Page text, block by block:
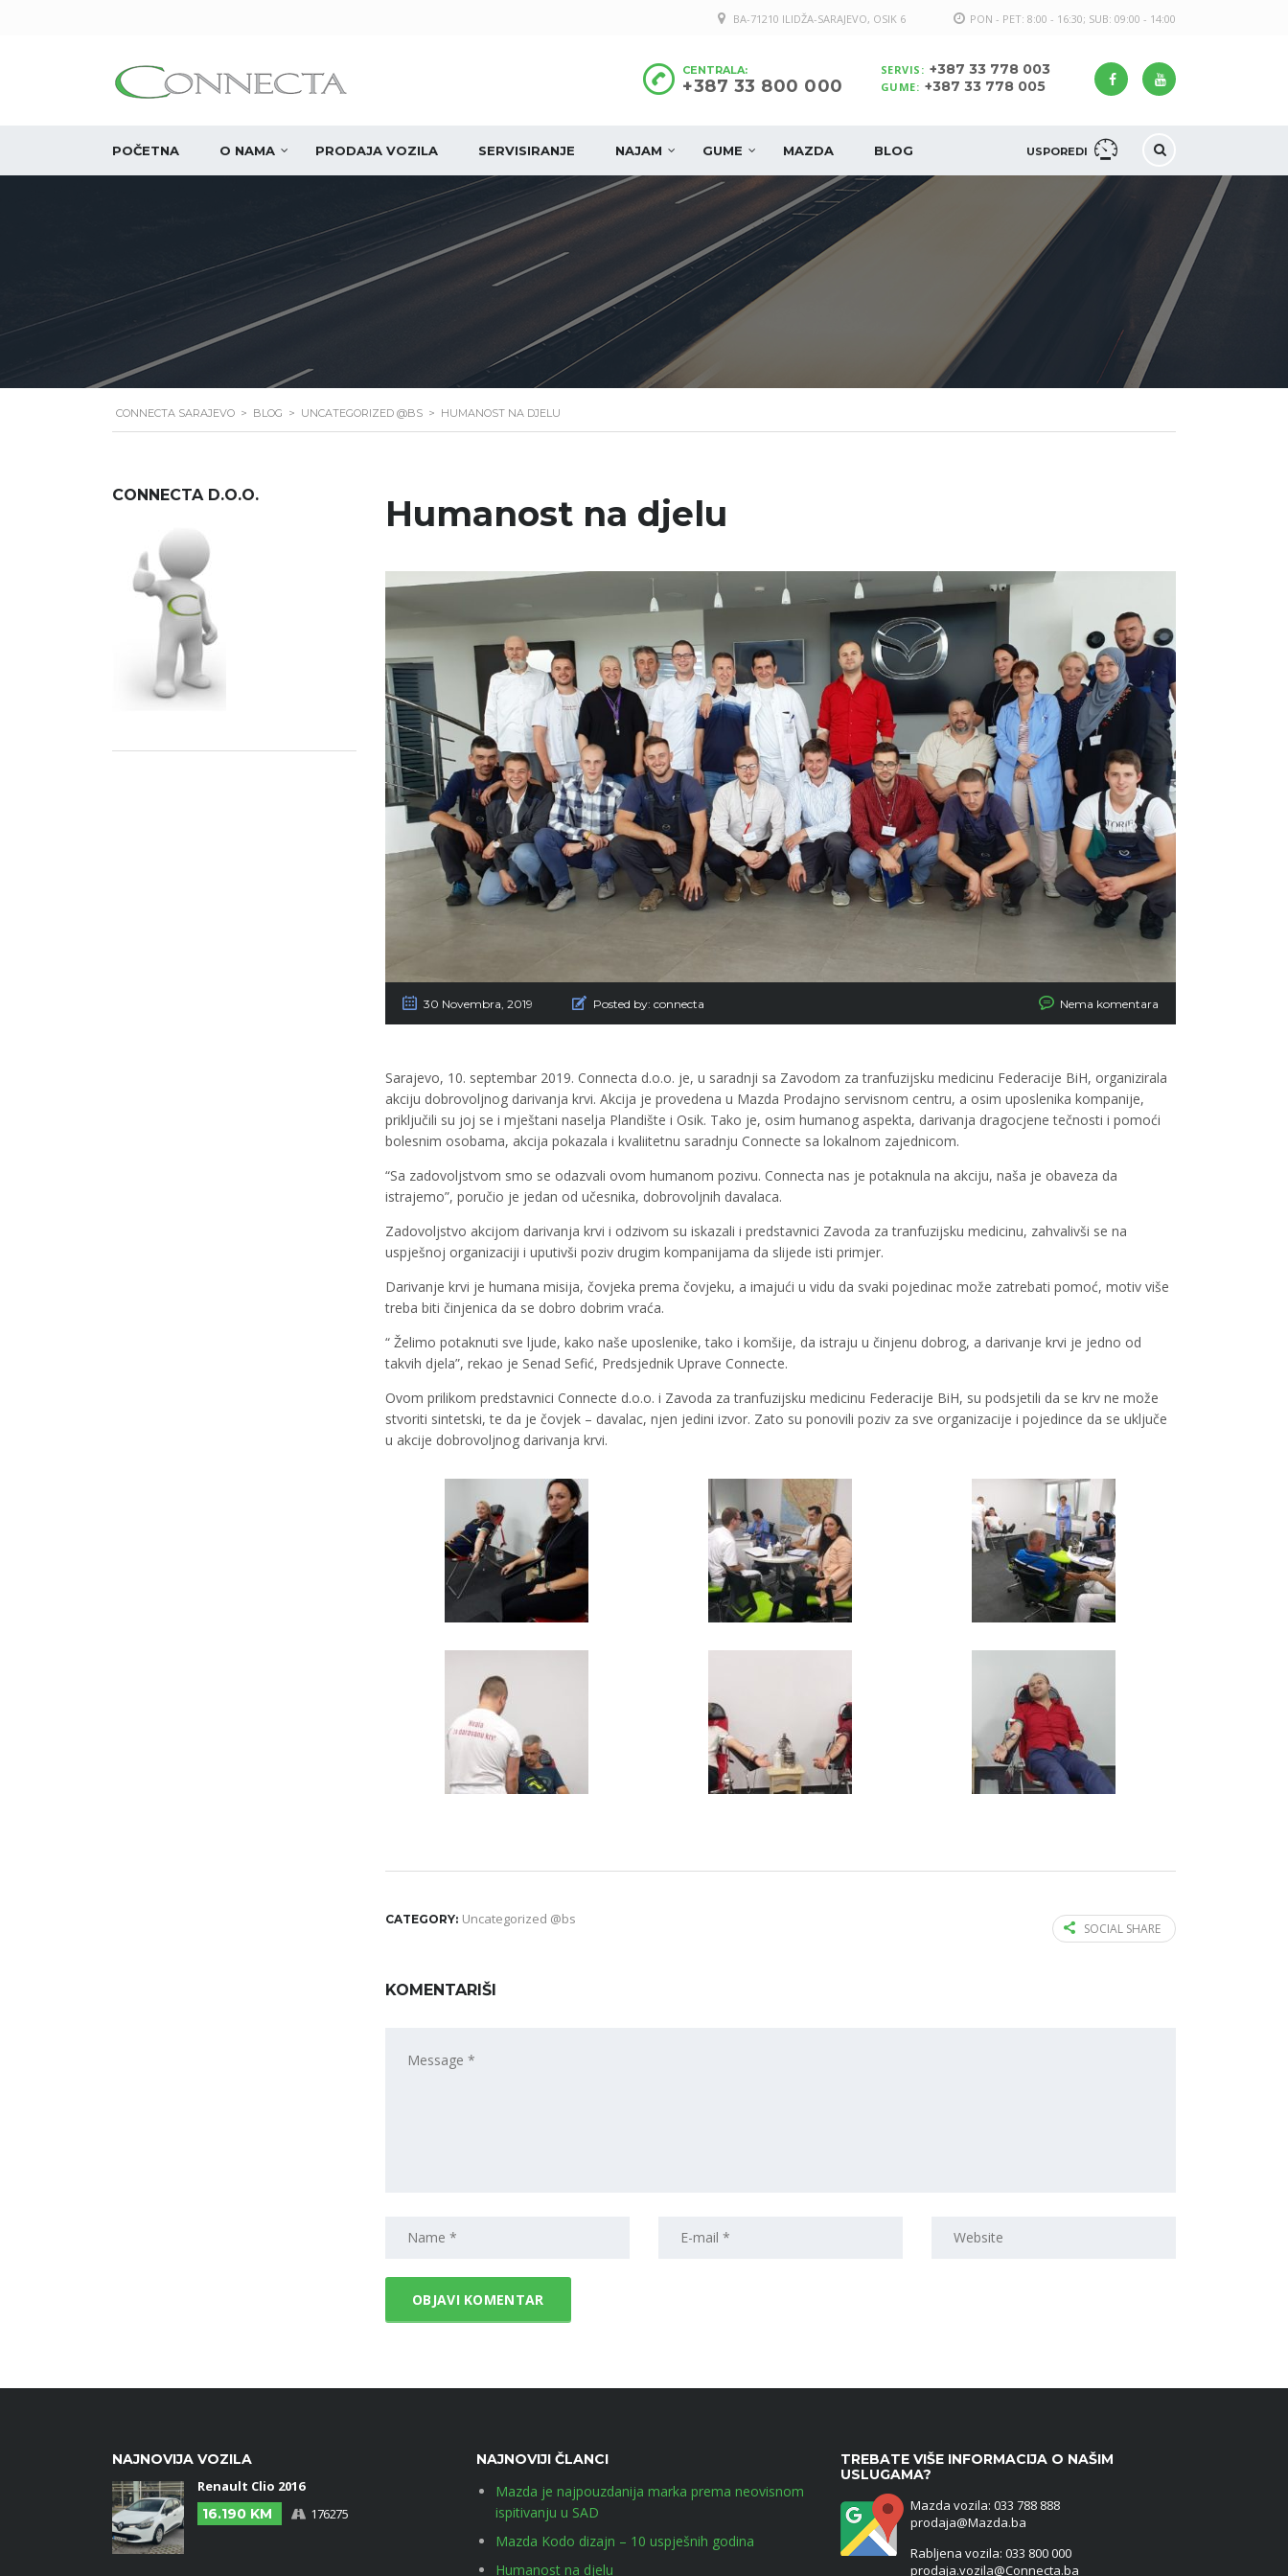
PON - PET: 8:00 - 16:30; SUB: 09:00 - 14:00
BA-71210 ILIDŽA-SARAJEVO, OSIK 6
SERVIS: +387 33 778 003
GUME: +387 33 778 005
CENTRALA:
+387 33 800 000
USPOREDI
POČETNA O NAMA PRODAJA VOZILA SERVISIRANJE NAJAM GUME MAZDA BLOG
CONNECTA SARAJEVO > BLOG > UNCATEGORIZED @BS > HUMANOST NA DJELU
Humanost na djelu
30 Novembra, 2019 Posted by: connecta Nema komentara
Sarajevo, 10. septembar 2019. Connecta d.o.o. je, u saradnji sa Zavodom za tranfuzijsku medicinu Federacije BiH, organizirala
akciju dobrovoljnog darivanja krvi. Akcija je provedena u Mazda Prodajno servisnom centru, a osim uposlenika kompanije,
priključili su joj se i mještani naselja Plandište i Osik. Tako je, osim humanog aspekta, darivanja dragocjene tečnosti i pomoći
bolesnim osobama, akcija pokazala i kvaliitetnu saradnju Connecte sa lokalnom zajednicom.
“Sa zadovoljstvom smo se odazvali ovom humanom pozivu. Connecta nas je potaknula na akciju, naša je obaveza da
istrajemo”, poručio je jedan od učesnika, dobrovoljnih davalaca.
Zadovoljstvo akcijom darivanja krvi i odzivom su iskazali i predstavnici Zavoda za tranfuzijsku medicinu, zahvalivši se na
uspješnoj organizaciji i uputivši poziv drugim kompanijama da slijede isti primjer.
Darivanje krvi je humana misija, čovjeka prema čovjeku, a imajući u vidu da svaki pojedinac može zatrebati pomoć, motiv više
treba biti činjenica da se dobro dobrim vraća.
“ Želimo potaknuti sve ljude, kako naše uposlenike, tako i komšije, da istraju u činjenu dobrog, a darivanje krvi je jedno od
takvih djela”, rekao je Senad Sefić, Predsjednik Uprave Connecte.
Ovom prilikom predstavnici Connecte d.o.o. i Zavoda za tranfuzijsku medicinu Federacije BiH, su podsjetili da se krv ne može
stvoriti sintetski, te da je čovjek – davalac, njen jedini izvor. Zato su ponovili poziv za sve organizacije i pojedince da se uključe
u akcije dobrovoljnog darivanja krvi.
CATEGORY: Uncategorized @bs
SOCIAL SHARE
KOMENTARIŠI
CONNECTA D.O.O.
NAJNOVIJA VOZILA
Renault Clio 2016
16.190 KM
176275
NAJNOVIJI ČLANCI
Mazda je najpouzdanija marka prema neovisnom
ispitivanju u SAD
Mazda Kodo dizajn – 10 uspješnih godina
Humanost na djelu
TREBATE VIŠE INFORMACIJA O NAŠIM
USLUGAMA?
Mazda vozila: 033 788 888
prodaja@Mazda.ba
Rabljena vozila: 033 800 000
prodaja.vozila@Connecta.ba